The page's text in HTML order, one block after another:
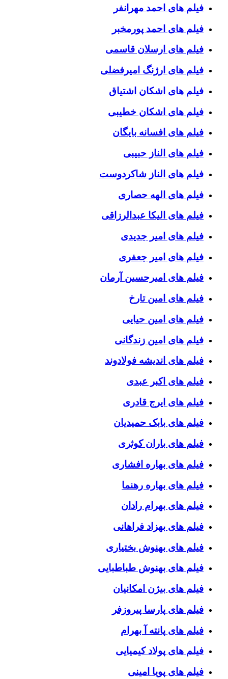
فیلم های احمد مهرانفر
فیلم های احمد پورمخبر
فیلم های ارسلان قاسمی
فیلم های ارژنگ امیرفضلی
فیلم های اشکان اشتیاق
فیلم های اشکان خطیبی
فیلم های افسانه بایگان
فیلم های الناز حبیبی
فیلم های الناز شاکردوست
فیلم های الهه حصاری
فیلم های الیکا عبدالرزاقی
فیلم های امیر جدیدی
فیلم های امیر جعفری
فیلم های امیرحسین آرمان
فیلم های امین تارخ
فیلم های امین حیایی
فیلم های امین زندگانی
فیلم های اندیشه فولادوند
فیلم های اکبر عبدی
فیلم های ایرج قادری
فیلم های بابک حمیدیان
فیلم های باران کوثری
فیلم های بهاره افشاری
فیلم های بهاره رهنما
فیلم های بهرام رادان
فیلم های بهزاد فراهانی
فیلم های بهنوش بختیاری
فیلم های بهنوش طباطبایی
فیلم های بیژن امکانیان
فیلم های پارسا پیروزفر
فیلم های پانته آ بهرام
فیلم های پولاد کیمیایی
فیلم های پویا امینی